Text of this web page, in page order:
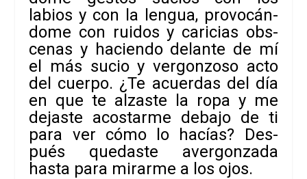
labios y con la len­gua, pro­vo­cán­
dome con rui­dos y cari­cias obs­
ce­nas y haciendo delante de mí
el más sucio y ver­gon­zoso acto
del cuerpo. ¿Te acuer­das del día
en que te alzaste la ropa y me
dejaste acos­tarme debajo de ti
para ver cómo lo hacías? Des­
pués que­daste aver­gon­zada
hasta para mirarme a los ojos.